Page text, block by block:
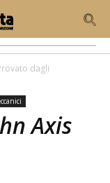
dagli
Axis